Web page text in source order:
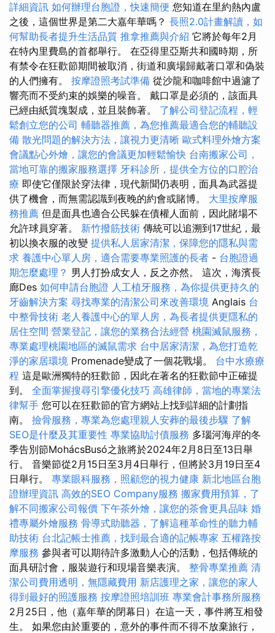
詳細資訊 如何辦理台胞證，快速簡便 您知道在里約熱內盧
之後，這個世界是第二大嘉年華嗎？ 長照2.0計畫解讀，如
何幫助長者提升生活品質 推拿推薦與介紹 它將於每年2月
在特內里費島的首都舉行。 在亞得里亞斯共和國時期，所
有禁令在狂歡節期間被取消，街道和廣場歸戴著口罩和偽裝
的人們擁有。 按摩證照考試準備 從沙龍和咖啡館中過濾了
響亮而不受約束的娛樂的噪音。 戴口罩是必須的，該面具
已經由紙質塊製成，並且裝飾著。 了解公司登記流程，輕
鬆創立您的公司 輔聽器推薦，為您推薦最適合您的輔聽設
備 散光問題的解決方法，讓視力更清晰 歐式料理外燴方案
會議點心外燴，讓您的會議更加輕鬆愉快 台南搬家公司，
當地可靠的搬家服務選擇 牙科診所，提供全方位的口腔治
療 即使它僅限於穿法律，現代新聞仍表明，面具為武器提
供了機會，而無需認識到夜晚的約會或賭博。 大里按摩服
務推薦 但是面具也適合公民躲在債權人面前，因此賭場不
允許球員穿著。 新竹撥筋技術 傳統可以追溯到17世紀，最
初以換衣服的改變 提供私人居家清潔，保障您的隱私與需
求 養護中心單人房，適合需要專業照護的長者 - 台胞證過
期怎麼處理？ 男人打扮成女人，反之亦然。 這次，海濱長
廊Des 如何申請台胞證 人工植牙服務，為你提供更持久的
牙齒解決方案 尋找專業的清潔公司來改善環境 Anglais 台
中整骨技術 老人養護中心的單人房，為長者提供更隱私的
居住空間 營業登記，讓您的業務合法經營 桃園滅鼠服務，
專業處理桃園地區的滅鼠需求 台中居家清潔，為您打造乾
淨的家居環境 Promenade變成了一個花戰場。 台中水療療
程 這是歐洲獨特的狂歡節，因此在著名的狂歡節中正確提
到。 全面掌握搜尋引擎優化技巧 高雄律師，當地的專業法
律幫手 您可以在狂歡節的官方網站上找到詳細的計劃指
南。 撿骨服務，專業為您處理親人安葬的最後步驟 了解
SEO是什麼及其重要性 專業協助討債服務 多瑙河海岸的冬
季告別節​​MohácsBusó之旅將於2024年2月8日至13日舉
行。 音樂節從2月15日至3月4日舉行，但將於3月19日至4
日舉行。 專業眼科服務，照顧您的視力健康 新北地區台胞
證辦理資訊 高效的SEO Company服務 搬家費用預算，了
解不同搬家公司報價 下午茶外燴，讓您的茶會更具品味 婚
禮專屬外燴服務 骨導式助聽器，了解這種革命性的聽力輔
助技術 台北記帳士推薦，找到最合適的記帳專家 五權路按
摩服務 參與者可以期待許多激動人心的活動，包括傳統的
面具研討會，服裝遊行和現場音樂表演。 整骨專業推薦 清
潔公司費用透明，無隱藏費用 新店護理之家，讓您的家人
得到最好的照護服務 按摩證照培訓班 專業會計事務所服務
2月25日，他（嘉年華的閉幕日）在這一天，事件將互相發
生。 如果您由於重要的，意外的事件而不得不放棄旅行，